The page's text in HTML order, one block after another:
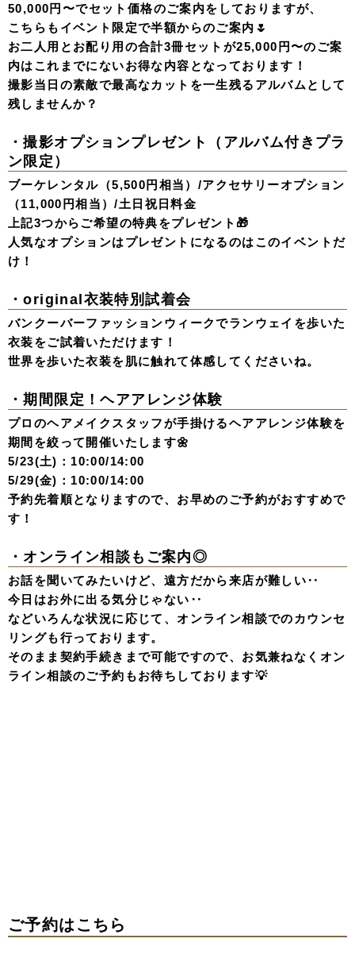
50,000円〜でセット価格のご案内をしておりますが、
こちらもイベント限定で半額からのご案内🌷
お二人用とお配り用の合計3冊セットが25,000円〜のご案
内はこれまでにないお得な内容となっております！
撮影当日の素敵で最高なカットを一生残るアルバムとして
残しませんか？
・撮影オプションプレゼント（アルバム付きプラ
ン限定）
ブーケレンタル（5,500円相当）/アクセサリーオプション
（11,000円相当）/土日祝日料金
上記3つからご希望の特典をプレゼント🎁
人気なオプションはプレゼントになるのはこのイベントだ
け！
・original衣装特別試着会
バンクーバーファッションウィークでランウェイを歩いた
衣装をご試着いただけます！
世界を歩いた衣装を肌に触れて体感してくださいね。
・期間限定！ヘアアレンジ体験
プロのヘアメイクスタッフが手掛けるヘアアレンジ体験を
期間を絞って開催いたします🌼
5/23(土)：10:00/14:00
5/29(金)：10:00/14:00
予約先着順となりますので、お早めのご予約がおすすめで
す！
・オンライン相談もご案内◎
お話を聞いてみたいけど、遠方だから来店が難しい‥
今日はお外に出る気分じゃない‥
などいろんな状況に応じて、オンライン相談でのカウンセ
リングも行っております。
そのまま契約手続きまで可能ですので、お気兼ねなくオン
ライン相談のご予約もお待ちしております💡
ご予約はこちら